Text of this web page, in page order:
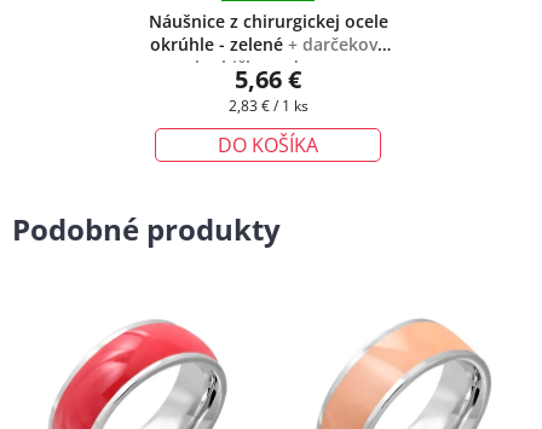
Náušnice z chirurgickej ocele
okrúhle - zelené + darčeková
krabička zadarmo
5,66 €
Jednotková
2,83 € / 1 ks
DO KOŠÍKA
Podobné produkty